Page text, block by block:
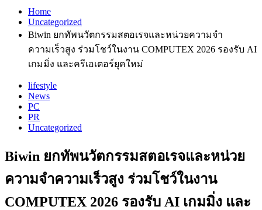
Home
Uncategorized
Biwin ยกทัพนวัตกรรมสตอเรจและหน่วยความจำ
ความเร็วสูง ร่วมโชว์ในงาน COMPUTEX 2026 รองรับ AI
เกมมิ่ง และครีเอเตอร์ยุคใหม่
lifestyle
News
PC
PR
Uncategorized
Biwin ยกทัพนวัตกรรมสตอเรจและหน่วย
ความจำความเร็วสูง ร่วมโชว์ในงาน
COMPUTEX 2026 รองรับ AI เกมมิ่ง และ